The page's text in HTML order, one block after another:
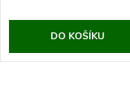
DO KOŠÍKU